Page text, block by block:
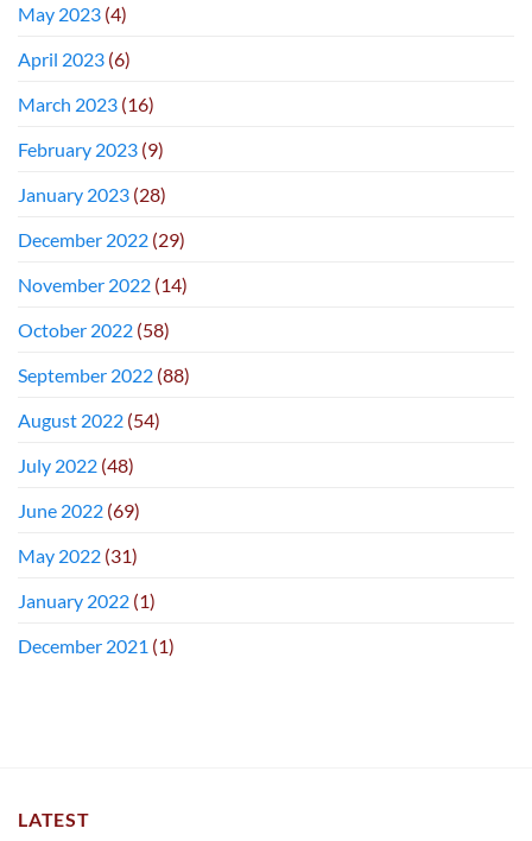
May 2023 (4)
April 2023 (6)
March 2023 (16)
February 2023 (9)
January 2023 (28)
December 2022 (29)
November 2022 (14)
October 2022 (58)
September 2022 (88)
August 2022 (54)
July 2022 (48)
June 2022 (69)
May 2022 (31)
January 2022 (1)
December 2021 (1)
LATEST